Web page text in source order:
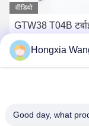
वीडियो
GTW38 T04B
शाफ्ट 407276-6
446905-2
टर्बोचार्जर के लिए
सबसे अच्छी
Hongxia
Good day, what